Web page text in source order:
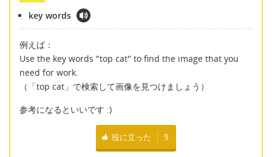
key words
例えば：
Use the key words "top cat" to find the image that you
need for work.
（「top cat」で検索して画像を見つけましょう）
参考になるといいです :)
役に立った 9